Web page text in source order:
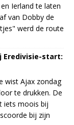
Ierland te laten
van Dobby de
werd de route
Eredivisie-start:
wist Ajax zondag
te drukken. De
iets moois bij
bij zijn